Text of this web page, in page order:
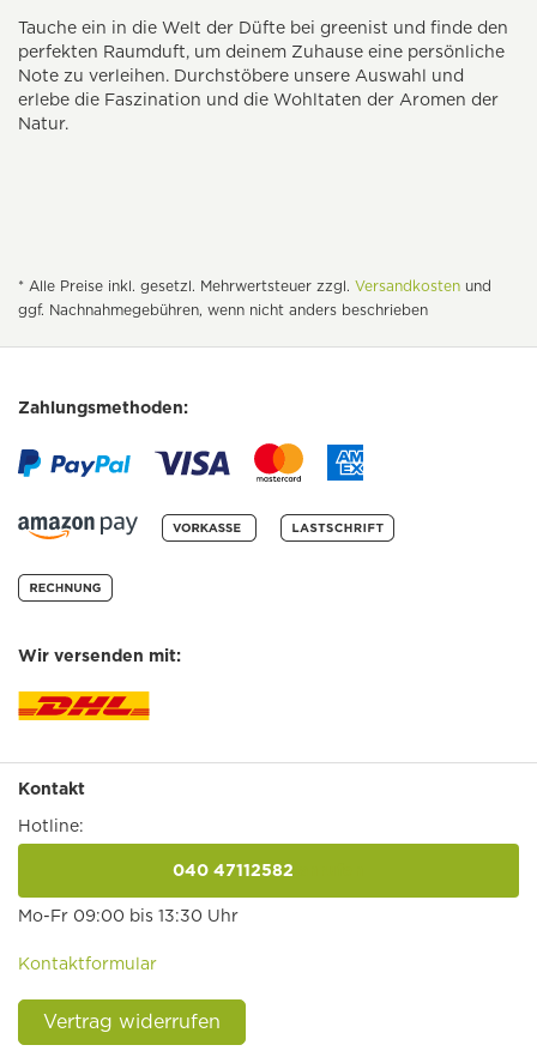
Tauche ein in die Welt der Düfte bei greenist und finde den
perfekten Raumduft, um deinem Zuhause eine persönliche
Note zu verleihen. Durchstöbere unsere Auswahl und
erlebe die Faszination und die Wohltaten der Aromen der
Natur.
* Alle Preise inkl. gesetzl. Mehrwertsteuer zzgl. Versandkosten und
ggf. Nachnahmegebühren, wenn nicht anders beschrieben
Zahlungsmethoden:
Wir versenden mit:
Kontakt
Hotline:
040 47112582
Mo-Fr 09:00 bis 13:30 Uhr
Kontaktformular
Vertrag widerrufen